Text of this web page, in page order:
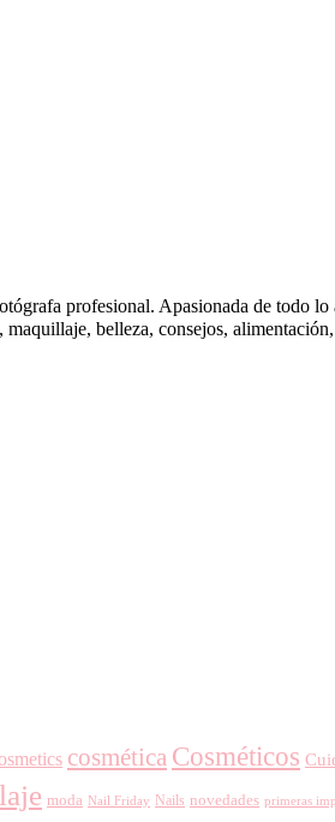
profesional. Apasionada de todo
maquillaje, belleza, consejos,
cosmética Cosméticos
moda Nail Friday Nails novedades primeras